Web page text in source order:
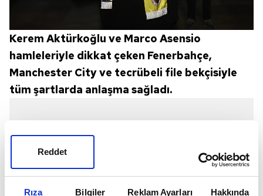
Rıza Bilgiler Reklam Ayarları Hakkında
Reddet
Kerem Aktürkoğlu ve Marco Asensio
hamleleriyle dikkat çeken Fenerbahçe,
Manchester City ve tecrübeli file bekçisiyle
tüm şartlarda anlaşma sağladı.